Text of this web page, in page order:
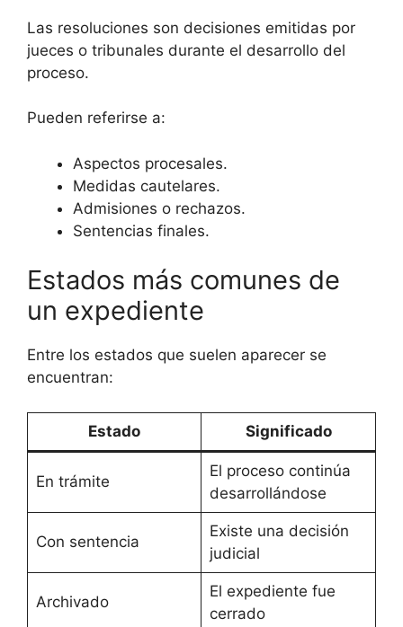
Las resoluciones son decisiones emitidas por
jueces o tribunales durante el desarrollo del
proceso.
Pueden referirse a:
Aspectos procesales.
Medidas cautelares.
Admisiones o rechazos.
Sentencias finales.
Estados más comunes de
un expediente
Entre los estados que suelen aparecer se
encuentran:
Estado Significado
En trámite
El proceso continúa
desarrollándose
Con sentencia
Existe una decisión
judicial
Archivado
El expediente fue
cerrado